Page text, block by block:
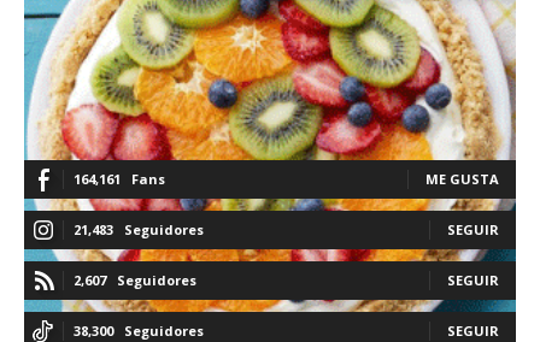
164,161 Fans ME GUSTA
21,483 Seguidores SEGUIR
2,607 Seguidores SEGUIR
38,300 Seguidores SEGUIR